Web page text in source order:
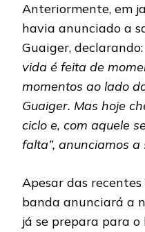
Anteriormente, em
havia anunciado a
Guaiger, declarando:
vida é feita de
momentos ao lado
Guaiger. Mas hoje
ciclo e, com aquele
falta”, anunciamos a
Apesar das
banda anunciará a
já se prepara para